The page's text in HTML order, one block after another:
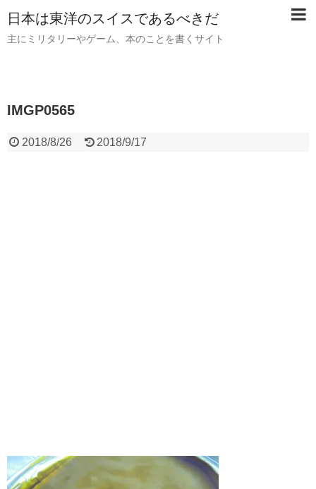
日本は東洋のスイスであるべきだ
主にミリタリーやゲーム、本のことを書くサイト
IMGP0565
2018/8/26 2018/9/17